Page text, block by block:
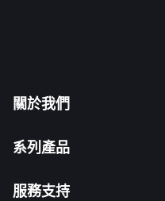
關於我們
系列產品
服務支持